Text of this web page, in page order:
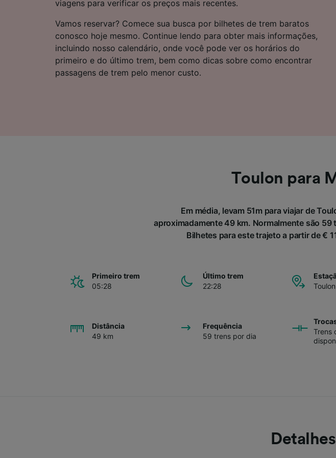
viagens para verificar os preços mais recentes.
Vamos reservar? Comece sua busca por bilhetes de trem baratos
conosco hoje mesmo. Continue lendo para obter mais informações,
incluindo nosso calendário, onde você pode ver os horários do
primeiro e do último trem, bem como dicas sobre como encontrar
passagens de trem pelo menor custo.
Toulon para
Em média, levam 51m para viajar de
aproximadamente 49 km. Normalmente são
Bilhetes para este trajeto a partir de €
Primeiro trem
05:28
Último trem
22:28
Toulon
Distância
49 km
Frequência
59 trens por dia
Trens
Lista de parceiros (fornecedores)